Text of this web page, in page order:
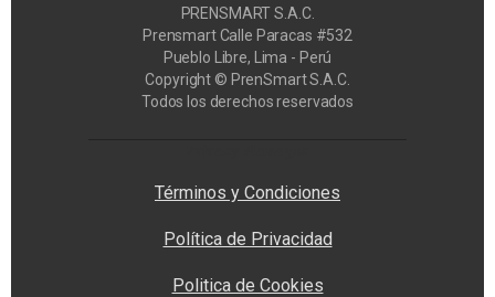
PRENSMART S.A.C.
Prensmart Calle Paracas #532
Pueblo Libre, Lima - Perú
Copyright © PrenSmart S.A.C.
Todos los derechos reservados
Términos y Condiciones
Política de Privacidad
Politica de Cookies